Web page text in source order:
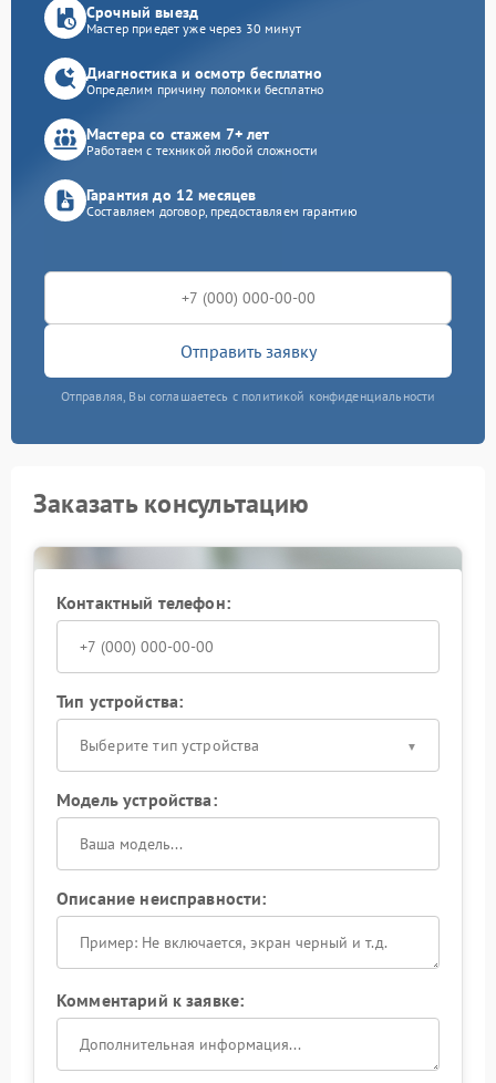
Срочный выезд
Мастер приедет уже через 30 минут
Диагностика и осмотр бесплатно
Определим причину поломки бесплатно
Мастера со стажем 7+ лет
Работаем с техникой любой сложности
Гарантия до 12 месяцев
Составляем договор, предоставляем гарантию
Отправить заявку
Отправляя, Вы соглашаетесь с политикой конфиденциальности
Заказать консультацию
Контактный телефон:
Тип устройства:
Выберите тип устройства
Модель устройства:
Описание неисправности:
Комментарий к заявке: